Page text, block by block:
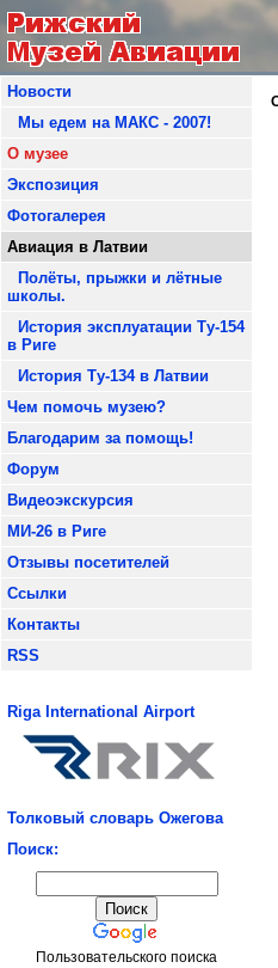
Новости
Мы едем на МАКС - 2007!
О музее
Экспозиция
Фотогалерея
Авиация в Латвии
Полёты, прыжки и лётные
школы.
История эксплуатации Ту-154
в Риге
История Ту-134 в Латвии
Чем помочь музею?
Благодарим за помощь!
Форум
Видеоэкскурсия
МИ-26 в Риге
Отзывы посетителей
Ссылки
Контакты
RSS
Riga International Airport
Толковый словарь Ожегова
Поиск:
Пользовательского поиска